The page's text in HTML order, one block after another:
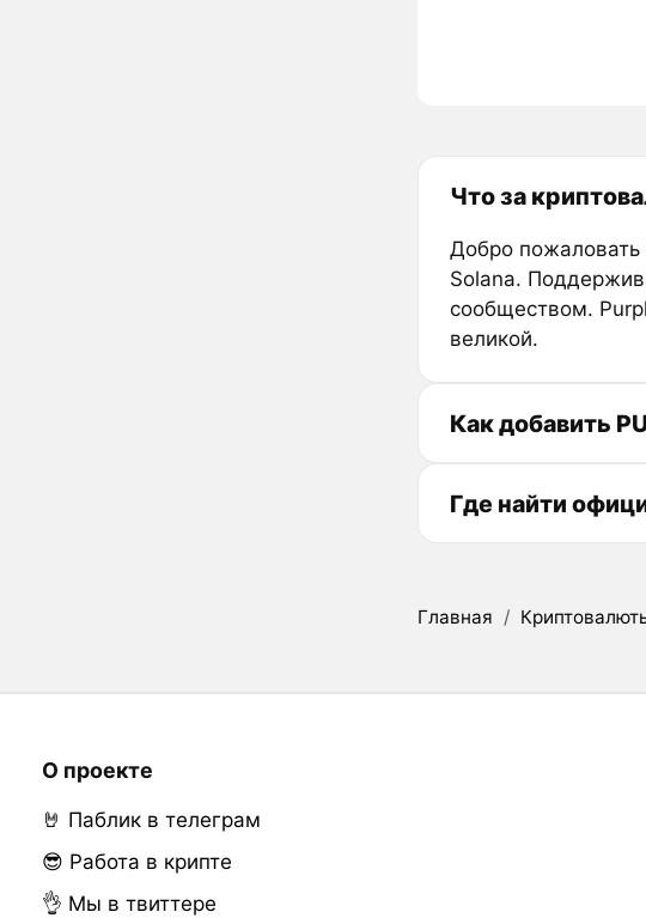
Что за
Добро
Solana.
сообществом.
великой.
Как добавить
Где найти
Главная /
О проекте
🤘 Паблик в телеграм
😎 Работа в крипте
👌 Мы в твиттере